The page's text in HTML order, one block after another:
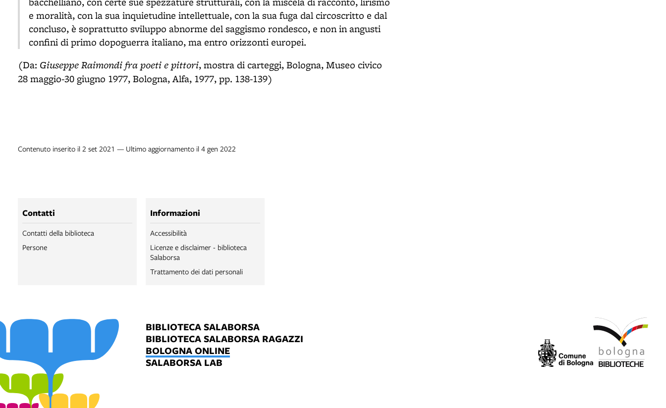
e moralità, con la sua inquietudine intellettuale, con la sua fuga dal circoscritto e dal
concluso, è soprattutto sviluppo abnorme del saggismo rondesco, e non in angusti
confini di primo dopoguerra italiano, ma entro orizzonti europei.
(Da: Giuseppe Raimondi fra poeti e pittori, mostra di carteggi, Bologna, Museo civico
28 maggio-30 giugno 1977, Bologna, Alfa, 1977, pp. 138-139)
Contenuto inserito il 2 set 2021 — Ultimo aggiornamento il 4 gen 2022
Contatti
Contatti della biblioteca
Persone
Informazioni
Accessibilità
Licenze e disclaimer - biblioteca
Salaborsa
Trattamento dei dati personali
BIBLIOTECA SALABORSA
BIBLIOTECA SALABORSA RAGAZZI
BOLOGNA ONLINE
SALABORSA LAB